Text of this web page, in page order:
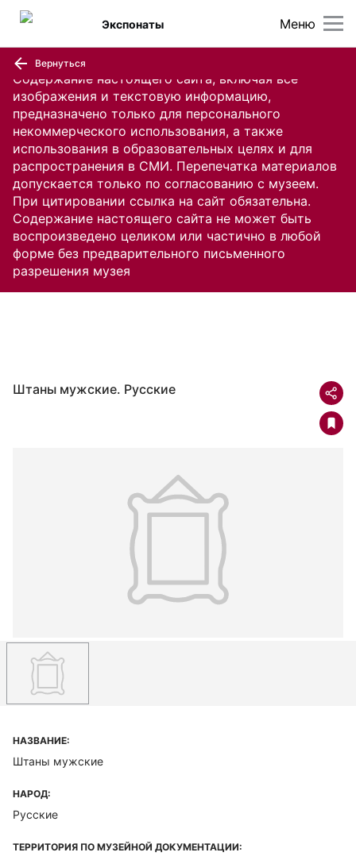
Содержание настоящего сайта, включая все
изображения и текстовую информацию,
предназначено только для персонального
некоммерческого использования, а также
использования в образовательных целях и для
распространения в СМИ. Перепечатка материалов
допускается только по согласованию с музеем.
При цитировании ссылка на сайт обязательна.
Содержание настоящего сайта не может быть
воспроизведено целиком или частично в любой
форме без предварительного письменного
разрешения музея
Меню
Экспонаты
Вернуться
Штаны мужские. Русские
НАЗВАНИЕ:
Штаны мужские
НАРОД:
Русские
ТЕРРИТОРИЯ ПО МУЗЕЙНОЙ ДОКУМЕНТАЦИИ: